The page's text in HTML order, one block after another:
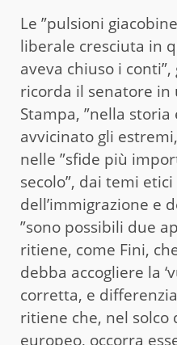
Le ”pulsioni
liberale cresciuta in
aveva chiuso i
ricorda il senatore
Stampa, ”nella storia
avvicinato gli
nelle ”sfide più
secolo”, dai temi
dell’immigrazione e
”sono possibili due
ritiene, come Fini,
debba accogliere la
corretta, e
ritiene che, nel solco
europeo, occorra